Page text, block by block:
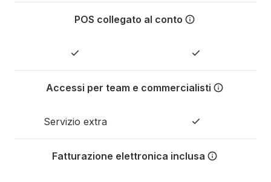
POS collegato al conto
Con i POS collegati al conto
Accessi per team e commercialisti
Con Tot puoi stabilire livelli
Servizio extra
Fatturazione elettronica inclusa
Con Tot hai un software di